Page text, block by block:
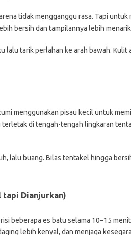
tidak mengganggu rasa. Tapi untuk
bersih dan tampilannya lebih
lalu tarik perlahan ke arah bawah. Kulit
menggunakan pisau kecil untuk
terletak di tengah-tengah lingkaran
lalu buang. Bilas tentakel hingga
tapi Dianjurkan)
beberapa es batu selama 10–15
lebih kenyal, dan menjaga